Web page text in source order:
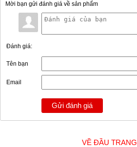
Mời bạn gửi đánh giá về sản phẩm
Đánh giá:
Tên bạn
Email
Gửi đánh giá
VỀ ĐẦU TRANG